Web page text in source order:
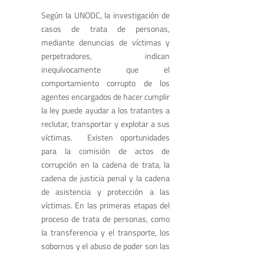
Según la UNODC, la investigación de
casos de trata de personas,
mediante denuncias de víctimas y
perpetradores, indican
inequívocamente que el
comportamiento corrupto de los
agentes encargados de hacer cumplir
la ley puede ayudar a los tratantes a
reclutar, transportar y explotar a sus
víctimas. Existen oportunidades
para la comisión de actos de
corrupción en la cadena de trata, la
cadena de justicia penal y la cadena
de asistencia y protección a las
víctimas. En las primeras etapas del
proceso de trata de personas, como
la transferencia y el transporte, los
sobornos y el abuso de poder son las